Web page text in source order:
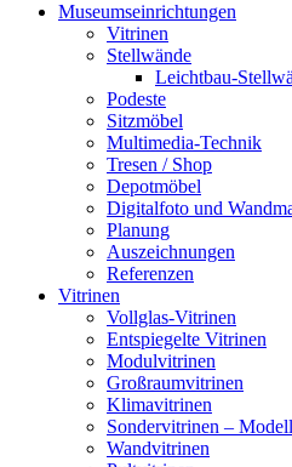
Museumseinrichtungen
Vitrinen
Stellwände
Leichtbau-
Podeste
Sitzmöbel
Multimedia-Technik
Tresen / Shop
Depotmöbel
Digitalfoto und
Planung
Auszeichnungen
Referenzen
Vitrinen
Vollglas-Vitrinen
Entspiegelte Vitrinen
Modulvitrinen
Großraumvitrinen
Klimavitrinen
Sondervitrinen –
Wandvitrinen